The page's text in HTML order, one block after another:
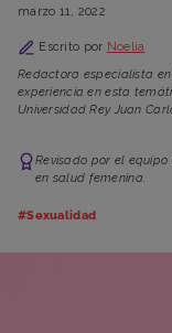
marzo 11, 2022
Escrito por Noelia
Redactora especialista
experiencia en esta
Universidad Rey Juan
Revisado por el
en salud femenina.
#Sexualidad